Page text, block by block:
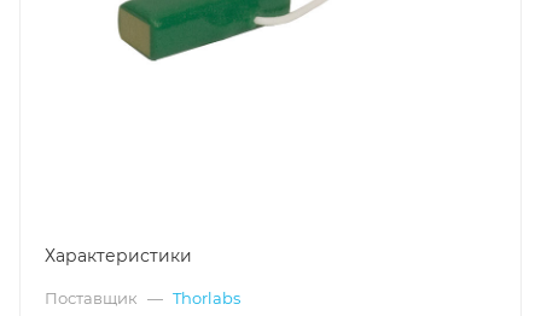
Характеристики
Поставщик — Thorlabs